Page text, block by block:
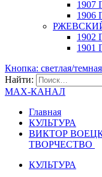
1907
1906
1902
1901
Кнопка: светлая/темная
Найти:
MAX-КАНАЛ
Главная
КУЛЬТУРА
ВИКТОР
ТВОРЧЕСТВО
КУЛЬТУРА